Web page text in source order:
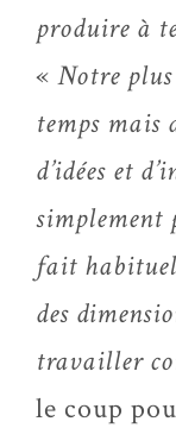
produire à
« Notre
temps
d’idées et
simplement
fait
des
travailler
le coup